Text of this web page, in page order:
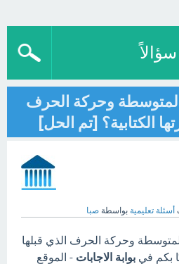
وحركة الحرف
الكتابية؟ [تم الحل]
أسئلة تعليمية بواسطة صبا
وحركة الحرف الذي قبلها
بكم في بوابة الاجابات - الموقع